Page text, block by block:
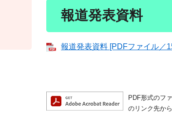
報道発表資料
報道発表資料 [PDFファイル／
PDF形式のフ
のリンク先か